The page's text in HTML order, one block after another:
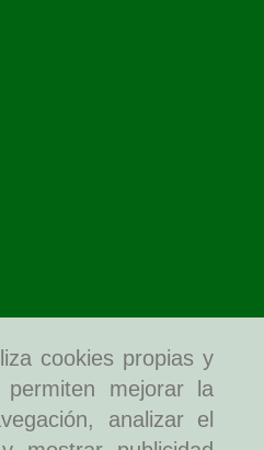
cookies propias y
mejorar la
analizar el